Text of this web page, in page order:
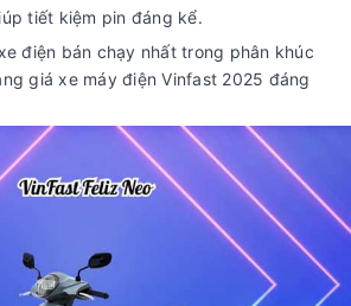
tiết kiệm pin đáng kể.
điện bán chạy nhất trong phân khúc
giá xe máy điện Vinfast 2025 đáng